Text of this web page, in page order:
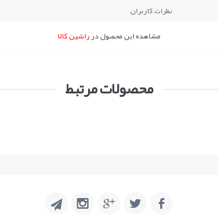
نظرات کاربران
مشاهده این محصول درراشین کالا
محصولات مرتبط